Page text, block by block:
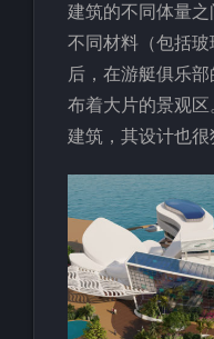
建筑的不同体量
不同材料（包括
后，在游艇俱乐
布着大片的景观
建筑，其设计也很